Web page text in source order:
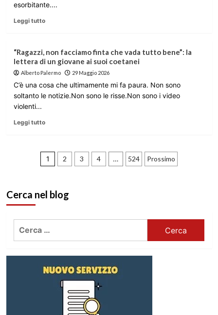
esorbitante....
Leggi tutto
“Ragazzi, non facciamo finta che vada tutto bene”: la
lettera di un giovane ai suoi coetanei
Alberto Palermo 29 Maggio 2026
C’è una cosa che ultimamente mi fa paura. Non sono
soltanto le notizie.Non sono le risse.Non sono i video
violenti...
Leggi tutto
Paginazione
articoli
1 2 3 4 … 524 Prossimo
Cerca nel blog
Ricerca